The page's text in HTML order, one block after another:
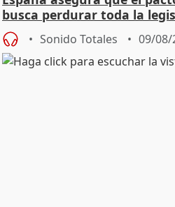
busca perdurar toda la
Sonido Totales 09/08/